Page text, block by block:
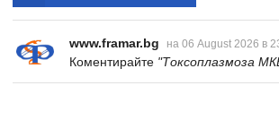
www.framar.bg на 06 August 2026 в
Коментирайте "Токсоплазмоза